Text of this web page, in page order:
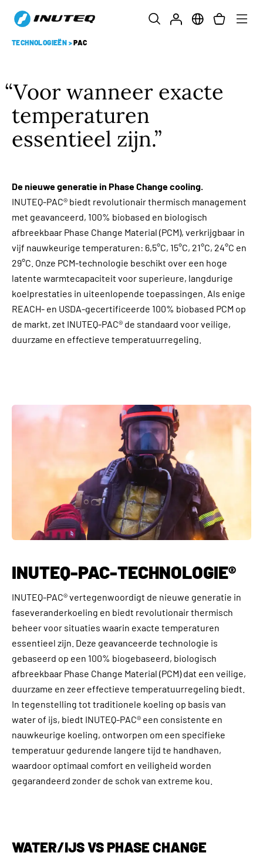
TECHNOLOGIEËN >PAC
Voor wanneer exacte
temperaturen
essentieel zijn.
De nieuwe generatie in Phase Change cooling.
INUTEQ-PAC® biedt revolutionair thermisch management
met geavanceerd, 100% biobased en biologisch
afbreekbaar Phase Change Material (PCM), verkrijgbaar in
vijf nauwkeurige temperaturen: 6,5°C, 15°C, 21°C, 24°C en
29°C. Onze PCM-technologie beschikt over een hoge
latente warmtecapaciteit voor superieure, langdurige
koelprestaties in uiteenlopende toepassingen. Als enige
REACH- en USDA-gecertificeerde 100% biobased PCM op
de markt, zet INUTEQ-PAC® de standaard voor veilige,
duurzame en effectieve temperatuurregeling.
INUTEQ-PAC-TECHNOLOGIE®
INUTEQ-PAC® vertegenwoordigt de nieuwe generatie in
faseveranderkoeling en biedt revolutionair thermisch
beheer voor situaties waarin exacte temperaturen
essentieel zijn. Deze geavanceerde technologie is
gebaseerd op een 100% biogebaseerd, biologisch
afbreekbaar Phase Change Material (PCM) dat een veilige,
duurzame en zeer effectieve temperatuurregeling biedt.
In tegenstelling tot traditionele koeling op basis van
water of ijs, biedt INUTEQ-PAC® een consistente en
nauwkeurige koeling, ontworpen om een specifieke
temperatuur gedurende langere tijd te handhaven,
waardoor optimaal comfort en veiligheid worden
gegarandeerd zonder de schok van extreme kou.
WATER/IJS VS PHASE CHANGE